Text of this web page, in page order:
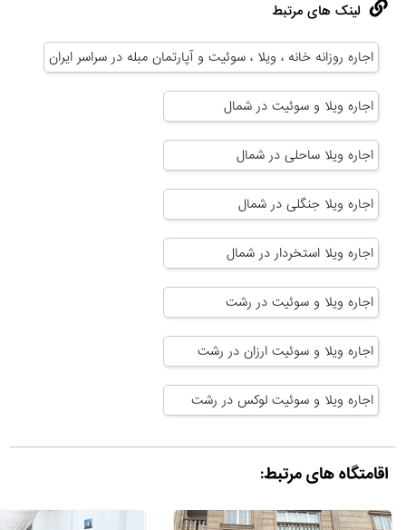
لینک های مرتبط
اجاره روزانه خانه ، ویلا ، سوئیت و آپارتمان مبله در سراسر ایران
اجاره ویلا و سوئیت در شمال
اجاره ویلا ساحلی در شمال
اجاره ویلا جنگلی در شمال
اجاره ویلا استخردار در شمال
اجاره ویلا و سوئیت در رشت
اجاره ویلا و سوئیت ارزان در رشت
اجاره ویلا و سوئیت لوکس در رشت
اقامتگاه های مرتبط: